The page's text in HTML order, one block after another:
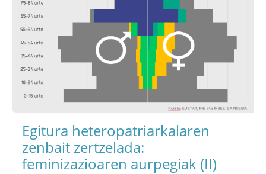
Egitura heteropatriarkalaren
zenbait zertzelada:
feminizazioaren aurpegiak (II)